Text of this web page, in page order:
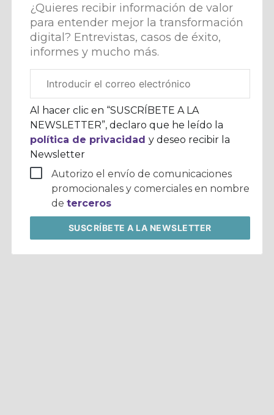
¿Quieres recibir información de valor
para entender mejor la transformación
digital? Entrevistas, casos de éxito,
informes y mucho más.
electrónico
corporativo
Al hacer clic en “SUSCRÍBETE A LA
NEWSLETTER”, declaro que he leído la
política de privacidady deseo recibir la
Newsletter
Autorizo el envío de comunicaciones
promocionales y comerciales en nombre
deterceros
SUSCRÍBETEA LA NEWSLETTER